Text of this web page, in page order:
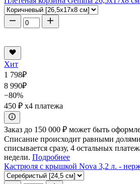
Хит
1 798₽
8 990₽
−80%
450 ₽ x4 платежа
Заказ до 150 000 ₽ может быть
Списание происходит равными
списывается сразу, 4 остальных
недели. Подробнее
Кастрюля с крышкой Nova 3,2 л. -